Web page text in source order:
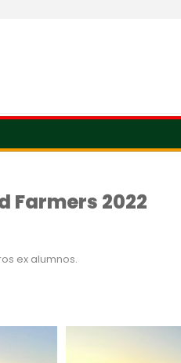
Farmers 2022
ex alumnos.